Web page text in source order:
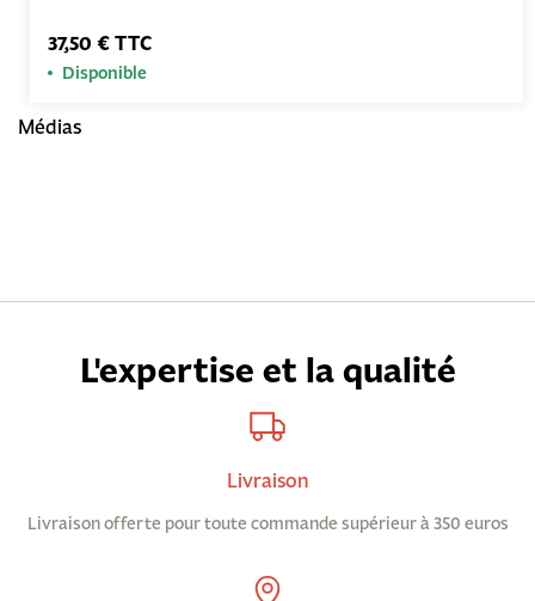
37,50 € TTC
Disponible
Médias
L'expertise et la qualité
Livraison
Livraison offerte pour toute commande supérieur à 350 euros